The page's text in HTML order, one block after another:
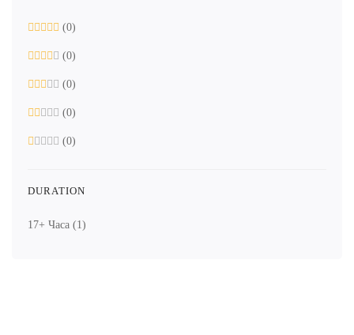
(0)
(0)
(0)
(0)
(0)
DURATION
17+ Часа (1)